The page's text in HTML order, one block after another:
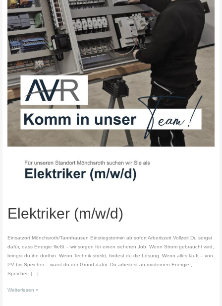
Elektriker (m/w/d)
Einsatzort Mönchsroth/Tannhausen Einstiegstermin ab sofort Arbeitszeit Vollzeit Du sorgst
dafür, dass Energie fließt – wir sorgen für einen sicheren Job. Wenn Strom gebraucht wird,
bringst du ihn dorthin. Wenn Technik streikt, findest du die Lösung. Wenn alles läuft – von
PV bis Speicher – warst du der Grund dafür. Du arbeitest an modernen Energie‑,
Speicher‑ […]
Weiterlesen »